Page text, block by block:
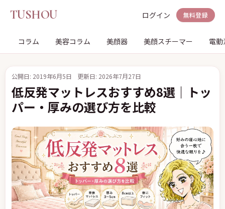
TUSHOU ログイン 無料登録
コラム 美容コラム 美顔器 美顔スチーマー 電
公開日: 2019年6月5日 更新日: 2026年7月27日
低反発マットレスおすすめ8選｜トッ
パー・厚みの選び方を比較